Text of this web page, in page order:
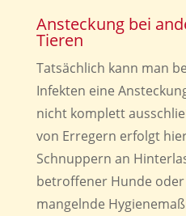
Ansteckung bei
Tieren
Tatsächlich kann man
Infekten eine
nicht komplett
von Erregern erfolgt
Schnuppern an
betroffener Hunde
mangelnde